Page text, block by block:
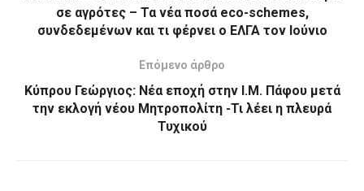
σε αγρότες – Τα νέα ποσά eco-schemes,
συνδεδεμένων και τι φέρνει ο ΕΛΓΑ τον Ιούνιο
Επόμενο άρθρο
Κύπρου Γεώργιος: Νέα εποχή στην Ι.Μ. Πάφου μετά
την εκλογή νέου Μητροπολίτη -Τι λέει η πλευρά
Τυχικού